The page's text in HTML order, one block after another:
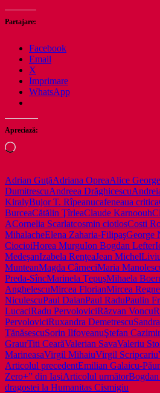
Partajare:
Facebook
Email
X
Imprimare
WhatsApp
Apreciază:
Încarc...
Adrian GuţăAdriana OpreaAlice
DumitrescuAndreea Drăghicescu
KiralyBujor T. Rîpeanucafeneaua critica
BurceaCătălin ŢîrleaClaude Karnoouh
ACornelia Scarlatcosmin ciotlosCosti
MihalacheElena Zaharia-FilipaşGeorge
CiocioiHorea MurguIon Bogdan Lefter
MedeşanIzabela RenţeaJean Michel
MunteanMagda CârneciMaria
Preda-SîncMarinela ŢepuşMihaela
AnghelescuMircea FlorianMircea
NiculescuPaul DaianPaul RaduPaulin
LucaciRadu PervoloviciRăzvan Voncu
PervoloviciRuxandra Demetrescu
TănăsescuSorin IlfoveanuŞtefan Cazimir
GraurTiti CearăValerian SavaValeriu
MarineasaVirgil MihaiuVirgil Scripcariu
Navigare
în
Articolul precedentEmilian Galaicu-
Zero+” din IaşiArticolul următorBogdan
dragostei la Humanitas Cismigiu